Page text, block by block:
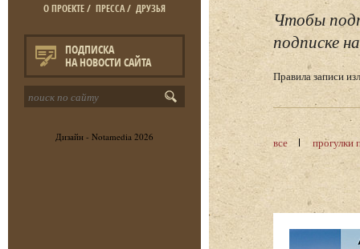
О ПРОЕКТЕ/ ПРЕССА/ ДРУЗЬЯ
ПОДПИСКА
НА НОВОСТИ САЙТА
Дизайн - Notamedia 2026
Чтобы
подписке
Правила записи
все прогулки